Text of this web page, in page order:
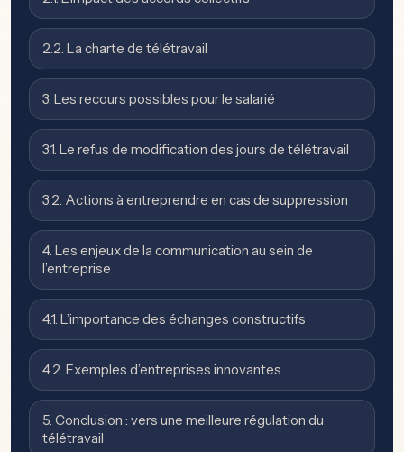
2.2. La charte de télétravail
3. Les recours possibles pour le salarié
3.1. Le refus de modification des jours de télétravail
3.2. Actions à entreprendre en cas de suppression
4. Les enjeux de la communication au sein de
l’entreprise
4.1. L’importance des échanges constructifs
4.2. Exemples d’entreprises innovantes
5. Conclusion : vers une meilleure régulation du
télétravail